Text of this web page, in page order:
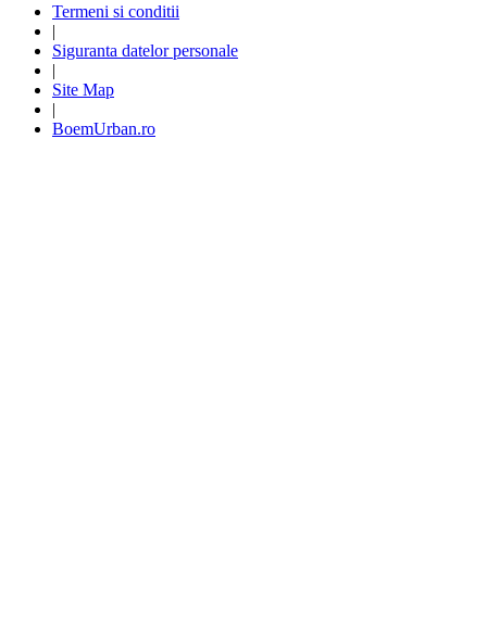
Termeni si conditii
|
Siguranta datelor personale
|
Site Map
|
BoemUrban.ro